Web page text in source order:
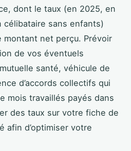
dont le taux (en 2025, en
célibataire sans enfants)
net perçu. Prévoir
de vos éventuels
santé, véhicule de
d’accords collectifs qui
mois travaillés payés dans
des taux sur votre fiche de
afin d’optimiser votre